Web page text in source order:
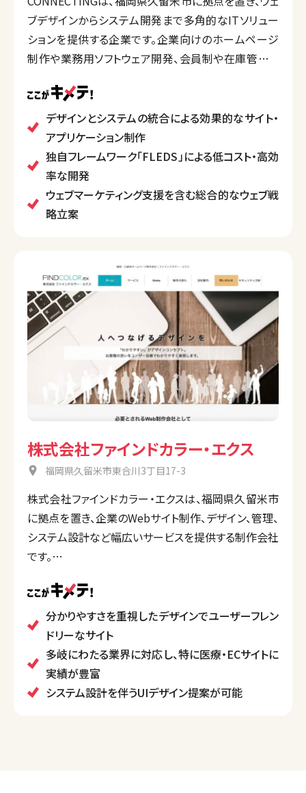
ブデザインからシステム開発まで多角的なITソリュー
ションを提供する企業です。企業向けのホームページ
制作や業務用ソフトウェア開発、会員制や在庫管理と
ングサポートなどを行なっています。
デザインとシステムの統合による「伝わるデザイン」を
追求し、効率的で効果的なウェブサイトやアプリケー
ションを提供しています。また、独自フレームワーク
「FLEDS」を活用し、効率的かつ低コストでの開発が可
能です。
制作実績には多様な業界が含まれ、UI/UXを重視した
デザインとシステムの統合による効果的なサイト・
アプリケーション制作
独自フレームワーク「FLEDS」による低コスト・高効
率な開発
ウェブマーケティング支援を含む総合的なウェブ戦
略立案
株式会社ファインドカラー・エクス
福岡県久留米市東合川3丁目17-3
株式会社ファインドカラー・エクスは、福岡県久留米市
に拠点を置き、企業のWebサイト制作、デザイン、管理、
システム設計など幅広いサービスを提供する制作会社
です。
での分かりやすい表現を大切にしています。
制作分野として、一般企業向けサイト、医療系サイト、
ECサイト、スマホサイトなどに対応。サーバー管理や継
続運用にも力を入れており、顧客のビジネス目標に寄
り添った提案が特徴です。
分かりやすさを重視したデザインでユーザーフレン
ドリーなサイト
多岐にわたる業界に対応し、特に医療・ECサイトに
実績が豊富
システム設計を伴うUIデザイン提案が可能